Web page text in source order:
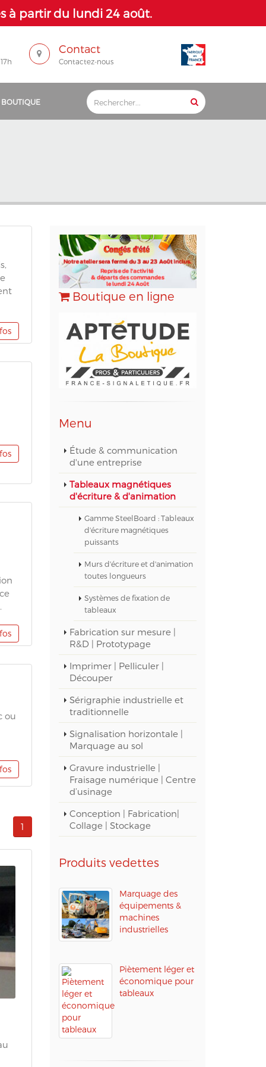
à partir du lundi 24 août.
Contact
Contactez-nous
BOUTIQUE
ou
1
Boutique en ligne
Menu
Étude & communication
d'une entreprise
Tableaux magnétiques
d'écriture & d'animation
Gamme SteelBoard : Tableaux
d'écriture magnétiques
puissants
Murs d'écriture et d'animation
toutes longueurs
Systèmes de fixation de
tableaux
Fabrication sur mesure |
R&D | Prototypage
Imprimer | Pelliculer |
Découper
Sérigraphie industrielle et
traditionnelle
Signalisation horizontale |
Marquage au sol
Gravure industrielle |
Fraisage numérique | Centre
d’usinage
Conception | Fabrication|
Collage | Stockage
Produits vedettes
Marquage des
équipements &
machines
industrielles
Piètement léger et
économique pour
tableaux